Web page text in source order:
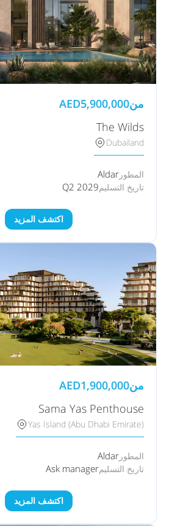
من AED5,900,000
The Wilds
Dubailand
المطور Aldar
تاريخ التسليمQ2 2029
اكتشف المزيد
من AED1,900,000
Sama Yas Penthouse
Yas Island (Abu Dhabi Emirate)
المطور Aldar
تاريخ التسليمAsk manager
اكتشف المزيد